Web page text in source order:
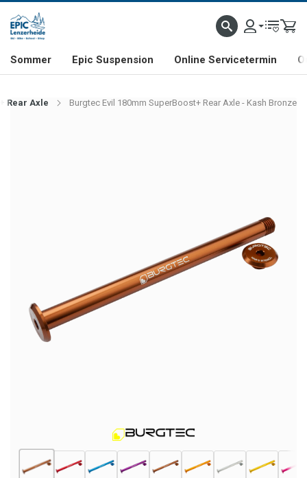
& FREERIDE-SPEZIALIST SCHWEIZER FIRMA SHOP & SHOWROOM IN
Sommer Epic Suspension Online Servicetermin
Rear Axle Burgtec Evil 180mm SuperBoost+ Rear Axle - Kash Bronze